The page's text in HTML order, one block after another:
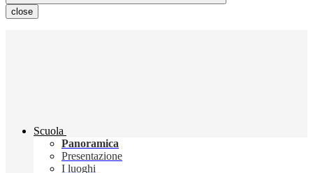
close
Scuola
Panoramica
Presentazione
I luoghi